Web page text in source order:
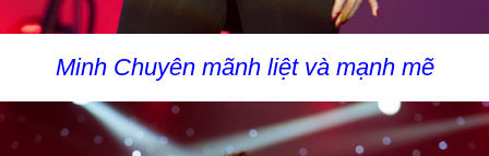
Minh Chuyên mãnh liệt và mạnh mẽ